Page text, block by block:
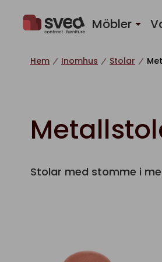
Möbler
Hem Inomhus Stolar
Stolar med stomme i